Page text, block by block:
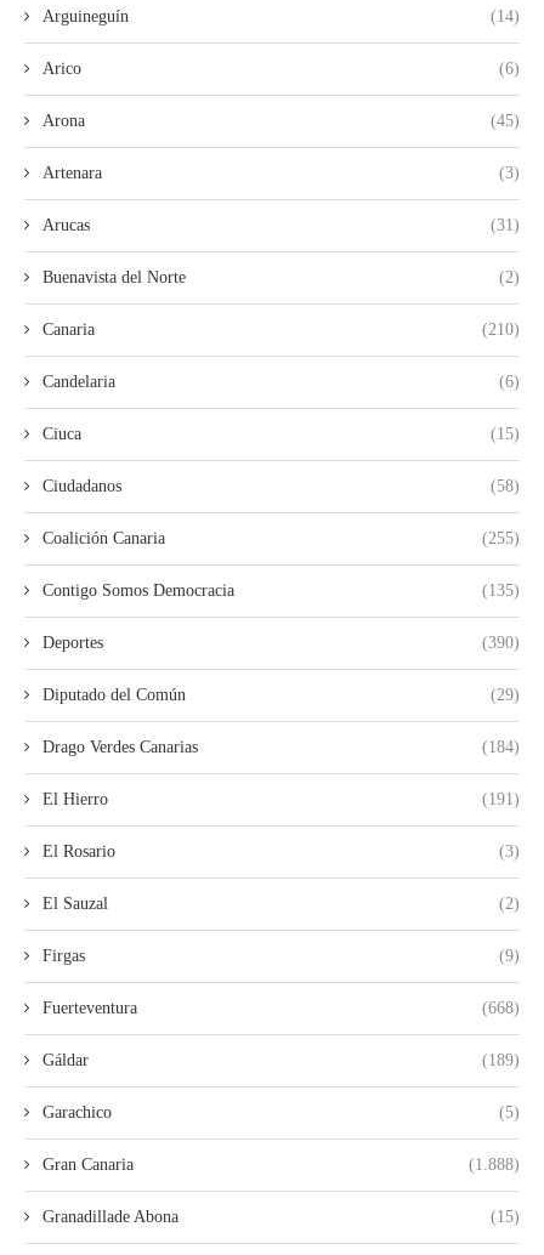
Arguineguín (14)
Arico (6)
Arona (45)
Artenara (3)
Arucas (31)
Buenavista del Norte (2)
Canaria (210)
Candelaria (6)
Ciuca (15)
Ciudadanos (58)
Coalición Canaria (255)
Contigo Somos Democracia (135)
Deportes (390)
Diputado del Común (29)
Drago Verdes Canarias (184)
El Hierro (191)
El Rosario (3)
El Sauzal (2)
Firgas (9)
Fuerteventura (668)
Gáldar (189)
Garachico (5)
Gran Canaria (1.888)
Granadillade Abona (15)